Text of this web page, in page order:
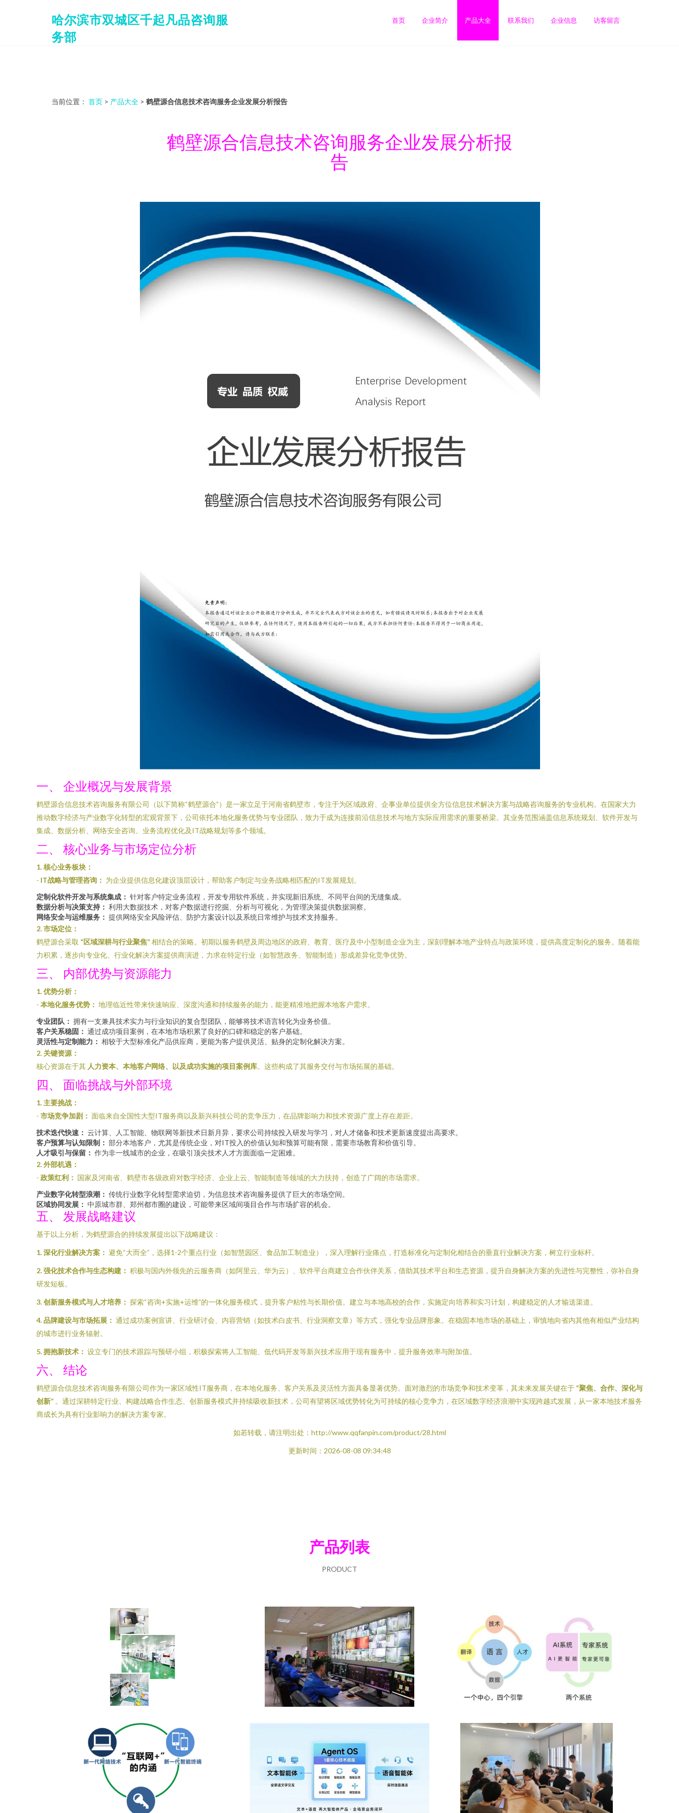
哈尔滨市双城区千起凡品咨询服
务部
首页 企业简介 产品大全 联系我们 企业信息 访客留言
当前位置： 首页 > 产品大全 > 鹤壁源合信息技术咨询服务企业发展分析报告
鹤壁源合信息技术咨询服务企业发展分析报
告
一、 企业概况与发展背景
鹤壁源合信息技术咨询服务有限公司（以下简称“鹤壁源合”）是一家立足于河南省鹤壁市，专注于为区域政府、企事业单位提供全方位信息技术解决方案与战略咨询服务的专业机构。在国家大力
推动数字经济与产业数字化转型的宏观背景下，公司依托本地化服务优势与专业团队，致力于成为连接前沿信息技术与地方实际应用需求的重要桥梁。其业务范围涵盖信息系统规划、软件开发与
集成、数据分析、网络安全咨询、业务流程优化及IT战略规划等多个领域。
二、 核心业务与市场定位分析
1. 核心业务板块：
- IT战略与管理咨询： 为企业提供信息化建设顶层设计，帮助客户制定与业务战略相匹配的IT发展规划。
定制化软件开发与系统集成： 针对客户特定业务流程，开发专用软件系统，并实现新旧系统、不同平台间的无缝集成。
数据分析与决策支持： 利用大数据技术，对客户数据进行挖掘、分析与可视化，为管理决策提供数据洞察。
网络安全与运维服务： 提供网络安全风险评估、防护方案设计以及系统日常维护与技术支持服务。
2. 市场定位：
鹤壁源合采取 “区域深耕与行业聚焦”相结合的策略。初期以服务鹤壁及周边地区的政府、教育、医疗及中小型制造企业为主，深刻理解本地产业特点与政策环境，提供高度定制化的服务。随着能
力积累，逐步向专业化、行业化解决方案提供商演进，力求在特定行业（如智慧政务、智能制造）形成差异化竞争优势。
三、 内部优势与资源能力
1. 优势分析：
- 本地化服务优势： 地理临近性带来快速响应、深度沟通和持续服务的能力，能更精准地把握本地客户需求。
专业团队： 拥有一支兼具技术实力与行业知识的复合型团队，能够将技术语言转化为业务价值。
客户关系稳固： 通过成功项目案例，在本地市场积累了良好的口碑和稳定的客户基础。
灵活性与定制能力： 相较于大型标准化产品供应商，更能为客户提供灵活、贴身的定制化解决方案。
2. 关键资源：
核心资源在于其 人力资本、本地客户网络、以及成功实施的项目案例库。这些构成了其服务交付与市场拓展的基础。
四、 面临挑战与外部环境
1. 主要挑战：
- 市场竞争加剧： 面临来自全国性大型IT服务商以及新兴科技公司的竞争压力，在品牌影响力和技术资源广度上存在差距。
技术迭代快速： 云计算、人工智能、物联网等新技术日新月异，要求公司持续投入研发与学习，对人才储备和技术更新速度提出高要求。
客户预算与认知限制： 部分本地客户，尤其是传统企业，对IT投入的价值认知和预算可能有限，需要市场教育和价值引导。
人才吸引与保留： 作为非一线城市的企业，在吸引顶尖技术人才方面面临一定困难。
2. 外部机遇：
- 政策红利： 国家及河南省、鹤壁市各级政府对数字经济、企业上云、智能制造等领域的大力扶持，创造了广阔的市场需求。
产业数字化转型浪潮： 传统行业数字化转型需求迫切，为信息技术咨询服务提供了巨大的市场空间。
区域协同发展： 中原城市群、郑州都市圈的建设，可能带来区域间项目合作与市场扩容的机会。
五、 发展战略建议
基于以上分析，为鹤壁源合的持续发展提出以下战略建议：
1. 深化行业解决方案： 避免“大而全”，选择1-2个重点行业（如智慧园区、食品加工制造业），深入理解行业痛点，打造标准化与定制化相结合的垂直行业解决方案，树立行业标杆。
2. 强化技术合作与生态构建： 积极与国内外领先的云服务商（如阿里云、华为云）、软件平台商建立合作伙伴关系，借助其技术平台和生态资源，提升自身解决方案的先进性与完整性，弥补自身
研发短板。
3. 创新服务模式与人才培养： 探索“咨询+实施+运维”的一体化服务模式，提升客户粘性与长期价值。建立与本地高校的合作，实施定向培养和实习计划，构建稳定的人才输送渠道。
4. 品牌建设与市场拓展： 通过成功案例宣讲、行业研讨会、内容营销（如技术白皮书、行业洞察文章）等方式，强化专业品牌形象。在稳固本地市场的基础上，审慎地向省内其他有相似产业结构
的城市进行业务辐射。
5. 拥抱新技术： 设立专门的技术跟踪与预研小组，积极探索将人工智能、低代码开发等新兴技术应用于现有服务中，提升服务效率与附加值。
六、 结论
鹤壁源合信息技术咨询服务有限公司作为一家区域性IT服务商，在本地化服务、客户关系及灵活性方面具备显著优势。面对激烈的市场竞争和技术变革，其未来发展关键在于 “聚焦、合作、深化与
创新” 。通过深耕特定行业、构建战略合作生态、创新服务模式并持续吸收新技术，公司有望将区域优势转化为可持续的核心竞争力，在区域数字经济浪潮中实现跨越式发展，从一家本地技术服务
商成长为具有行业影响力的解决方案专家。
如若转载，请注明出处：http://www.qqfanpin.com/product/28.html
更新时间：2026-08-08 09:34:48
产品列表
PRODUCT